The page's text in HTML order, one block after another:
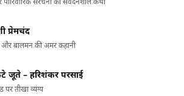
संरचना की संवेदनशील कथा
प्रेमचंद
बालमन की अमर कहानी
जूते – हरिशंकर परसाई
पर तीखा व्यंग्य